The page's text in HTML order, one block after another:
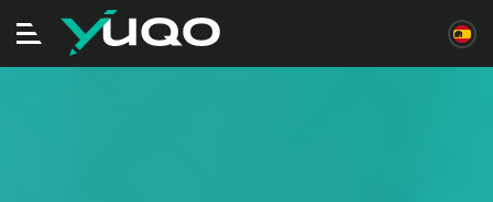
Alternar
navegación